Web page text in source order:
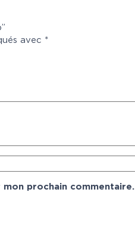
avec *
prochain commentaire.